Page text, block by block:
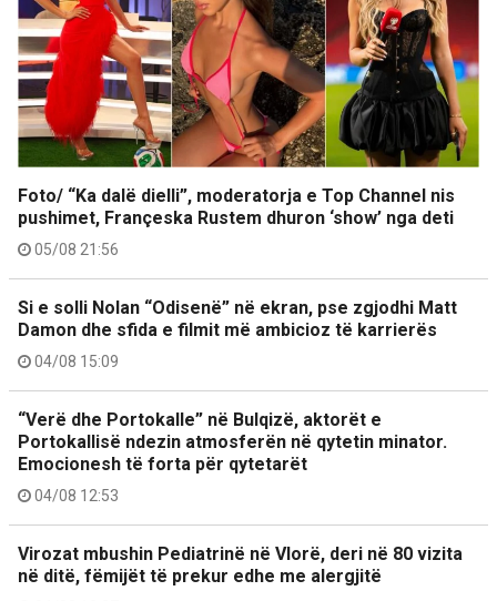
Foto/ “Ka dalë dielli”, moderatorja e Top Channel nis
pushimet, Françeska Rustem dhuron ‘show’ nga deti
05/08 21:56
Si e solli Nolan “Odisenë” në ekran, pse zgjodhi Matt
Damon dhe sfida e filmit më ambicioz të karrierës
04/08 15:09
“Verë dhe Portokalle” në Bulqizë, aktorët e
Portokallisë ndezin atmosferën në qytetin minator.
Emocionesh të forta për qytetarët
04/08 12:53
Virozat mbushin Pediatrinë në Vlorë, deri në 80 vizita
në ditë, fëmijët të prekur edhe me alergjitë